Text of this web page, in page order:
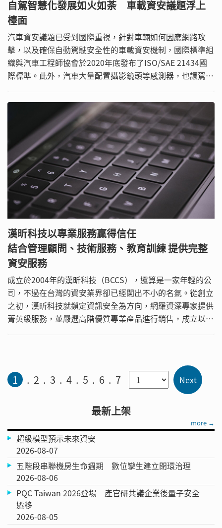
自駕智慧化發展如火如荼 車載資安議題浮上
檯面
汽車資安議題已受到國際重視，針對車輛如何因應網路攻
擊，以及確保自動駕駛安全性的車載資安機制，國際標準組
織與汽車工程師協會於2020年底發布了ISO/SAE 21434國
際標準。此外，汽車大量配置攝影鏡頭等感測器，也讓駕駛
漢昕科技以專業服務贏得信任
結合管理顧問、技術服務、教育訓練 提供完整
資安服務
成立於2004年的漢昕科技（BCCS），還算是一家年輕的公
司，不過在台灣的資安業界卻已經闖出不小的名氣。從創立
之初，漢昕科技就鎖定資訊安全為方向，網羅資深專家提供
菁英級服務，並嚴選高階優質專業產品進行銷售，成立以來
1 2 3 4 5 6 7
最新上架
more →
超級模型預示未來資安
2026-08-07
五階段串聯機房生命週期 數位孿生建立閉環治理
2026-08-06
PQC Taiwan 2026登場 產官研共議企業後量子安全
遷移
2026-08-05